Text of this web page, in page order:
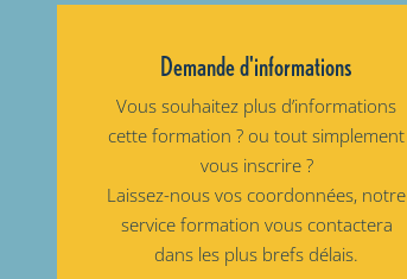
Demande d'informations
Vous souhaitez plus d’informations
cette formation ? ou tout simplement
vous inscrire ?
Laissez-nous vos coordonnées, notre
service formation vous contactera
dans les plus brefs délais.